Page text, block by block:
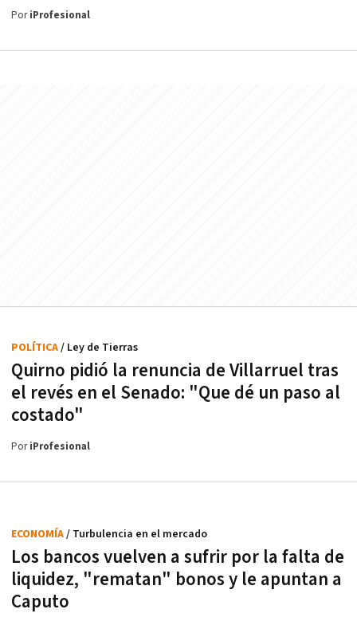
PoriProfesional
Quirno pidió la renuncia de Villarruel tras
el revés en el Senado: "Que dé un paso al
costado"
POLÍTICA/ Ley de Tierras
PoriProfesional
Los bancos vuelven a sufrir por la falta de
liquidez, "rematan" bonos y le apuntan a
Caputo
ECONOMÍA/ Turbulencia en el mercado